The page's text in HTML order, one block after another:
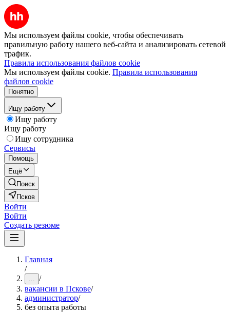
Мы используем файлы cookie, чтобы обеспечивать
правильную работу нашего веб-сайта и анализировать сетевой
трафик.
Правила использования файлов cookie
Мы используем файлы cookie. Правила использования
файлов cookie
Понятно
Ищу работу
Ищу работу
Ищу работу
Ищу сотрудника
Сервисы
Помощь
Ещё
Поиск
Псков
Войти
Войти
Создать резюме
Главная
/
... /
вакансии в Пскове/
администратор/
без опыта работы